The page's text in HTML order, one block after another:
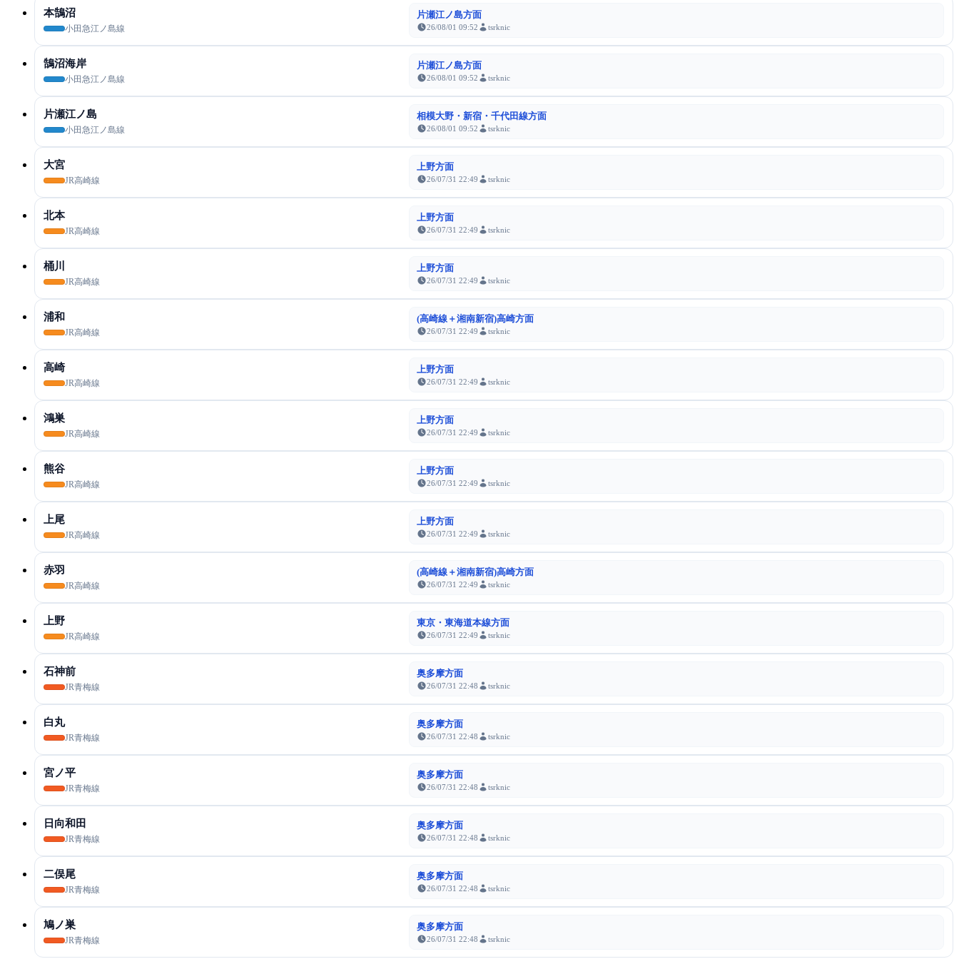
本鵠沼
小田急江ノ島線
片瀬江ノ島方面
26/08/01 09:52 tsrknic
鵠沼海岸
小田急江ノ島線
片瀬江ノ島方面
26/08/01 09:52 tsrknic
片瀬江ノ島
小田急江ノ島線
相模大野・新宿・千代田線方面
26/08/01 09:52 tsrknic
大宮
JR高崎線
上野方面
26/07/31 22:49 tsrknic
北本
JR高崎線
上野方面
26/07/31 22:49 tsrknic
桶川
JR高崎線
上野方面
26/07/31 22:49 tsrknic
浦和
JR高崎線
(高崎線＋湘南新宿)高崎方面
26/07/31 22:49 tsrknic
高崎
JR高崎線
上野方面
26/07/31 22:49 tsrknic
鴻巣
JR高崎線
上野方面
26/07/31 22:49 tsrknic
熊谷
JR高崎線
上野方面
26/07/31 22:49 tsrknic
上尾
JR高崎線
上野方面
26/07/31 22:49 tsrknic
赤羽
JR高崎線
(高崎線＋湘南新宿)高崎方面
26/07/31 22:49 tsrknic
上野
JR高崎線
東京・東海道本線方面
26/07/31 22:49 tsrknic
石神前
JR青梅線
奥多摩方面
26/07/31 22:48 tsrknic
白丸
JR青梅線
奥多摩方面
26/07/31 22:48 tsrknic
宮ノ平
JR青梅線
奥多摩方面
26/07/31 22:48 tsrknic
日向和田
JR青梅線
奥多摩方面
26/07/31 22:48 tsrknic
二俣尾
JR青梅線
奥多摩方面
26/07/31 22:48 tsrknic
鳩ノ巣
JR青梅線
奥多摩方面
26/07/31 22:48 tsrknic